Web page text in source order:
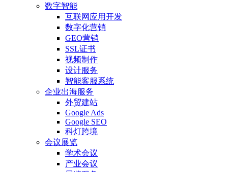
数字智能
互联网应用开发
数字化营销
GEO营销
SSL证书
视频制作
设计服务
智能客服系统
企业出海服务
外贸建站
Google Ads
Google SEO
科灯跨境
会议展览
学术会议
产业会议